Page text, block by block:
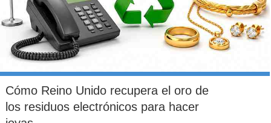
Cómo Reino Unido recupera el oro de
los residuos electrónicos para hacer